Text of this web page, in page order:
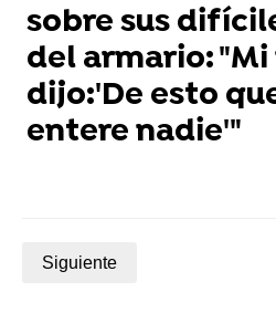
sobre sus
del armario:
dijo:'De esto
entere nadie'"
Siguiente